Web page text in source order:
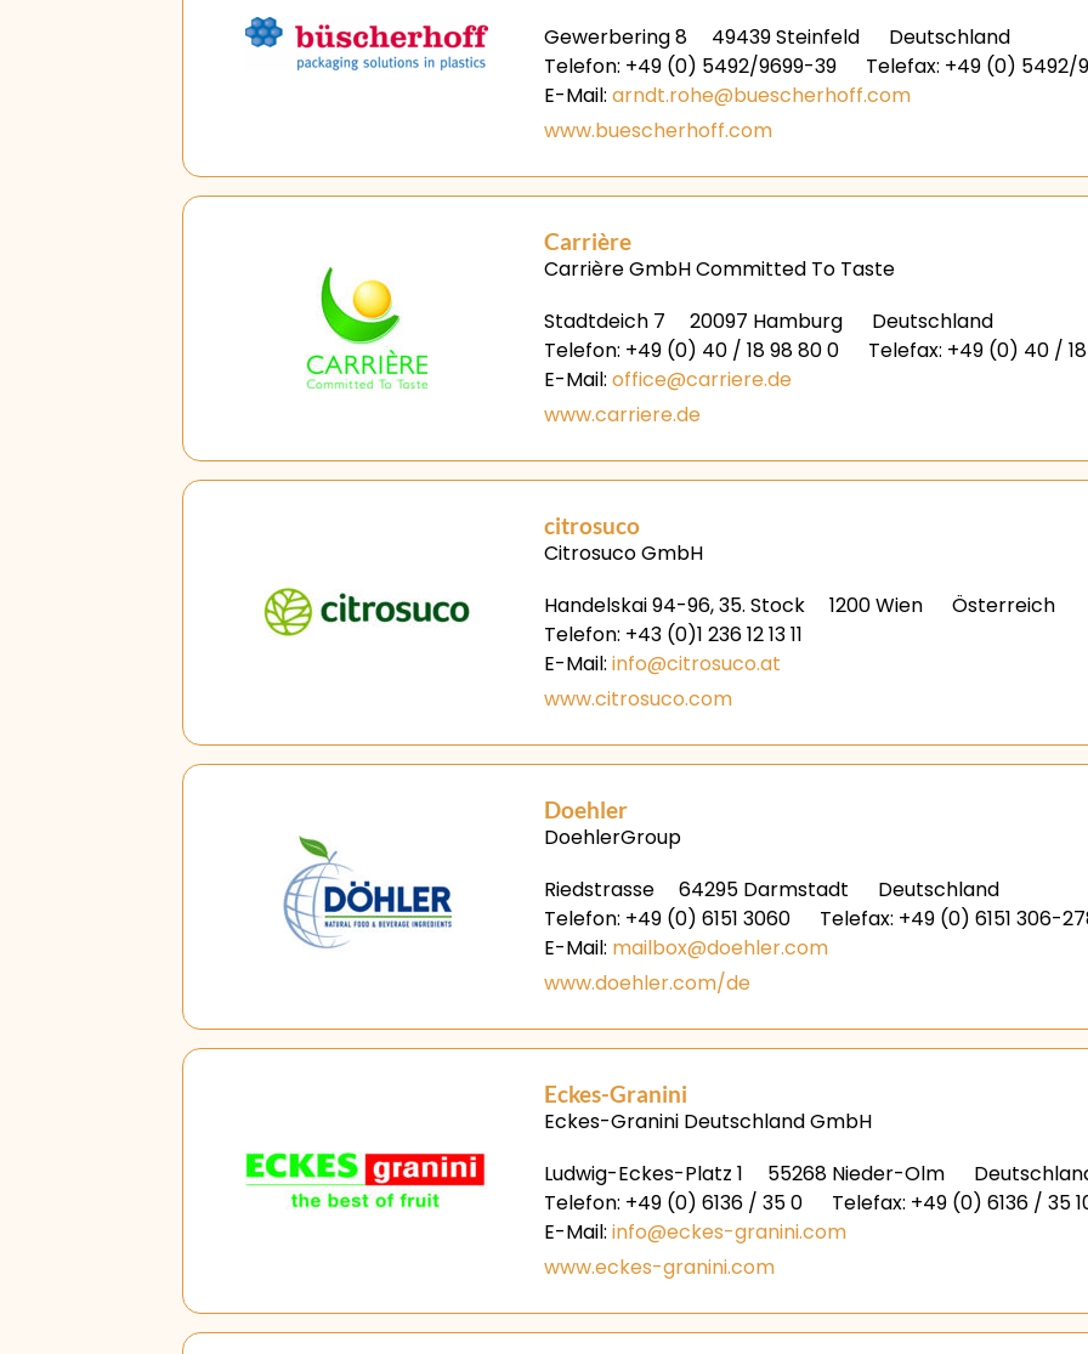
Gewerbering 8
49439 Steinfeld
Deutschland
Telefon: +49 (0) 5492/9699-39
Telefax: +49 (0) 5492/
E-Mail: arndt.rohe@buescherhoff.com
www.buescherhoff.com
Carrière
Carrière GmbH Committed To Taste
Stadtdeich 7
20097 Hamburg
Deutschland
Telefon: +49 (0) 40 / 18 98 80 0
Telefax: +49 (0) 40 /
E-Mail: office@carriere.de
www.carriere.de
citrosuco
Citrosuco GmbH
Handelskai 94-96, 35. Stock
1200 Wien
Österreich
Telefon: +43 (0)1 236 12 13 11
E-Mail: info@citrosuco.at
www.citrosuco.com
Doehler
DoehlerGroup
Riedstrasse
64295 Darmstadt
Deutschland
Telefon: +49 (0) 6151 3060
Telefax: +49 (0) 6151 306-
E-Mail: mailbox@doehler.com
www.doehler.com/de
Eckes-Granini
Eckes-Granini Deutschland GmbH
Ludwig-Eckes-Platz 1
55268 Nieder-Olm
Telefon: +49 (0) 6136 / 35 0
Telefax: +49 (0) 6136 / 35
E-Mail: info@eckes-granini.com
www.eckes-granini.com